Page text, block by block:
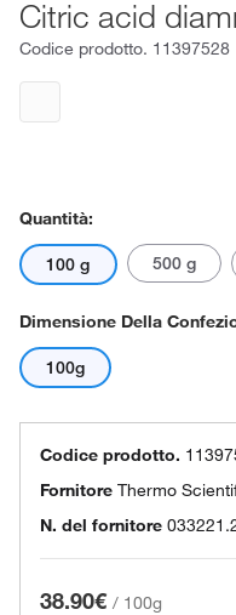
Citric acid
Codice prodotto. 11397528
Quantità:
100 g 500 g
Dimensione Della
100g
Codice prodotto.
Fornitore Thermo
N. del fornitore
38.90€ / 100g